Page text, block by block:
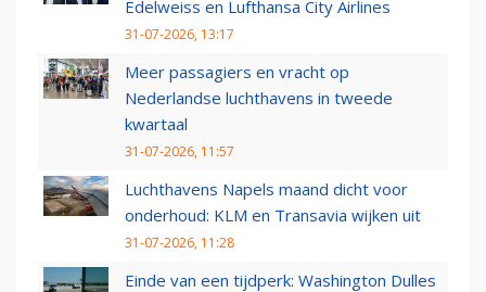
Edelweiss en Lufthansa City Airlines
31-07-2026, 13:17
Meer passagiers en vracht op
Nederlandse luchthavens in tweede
kwartaal
31-07-2026, 11:57
Luchthavens Napels maand dicht voor
onderhoud: KLM en Transavia wijken uit
31-07-2026, 11:28
Einde van een tijdperk: Washington Dulles